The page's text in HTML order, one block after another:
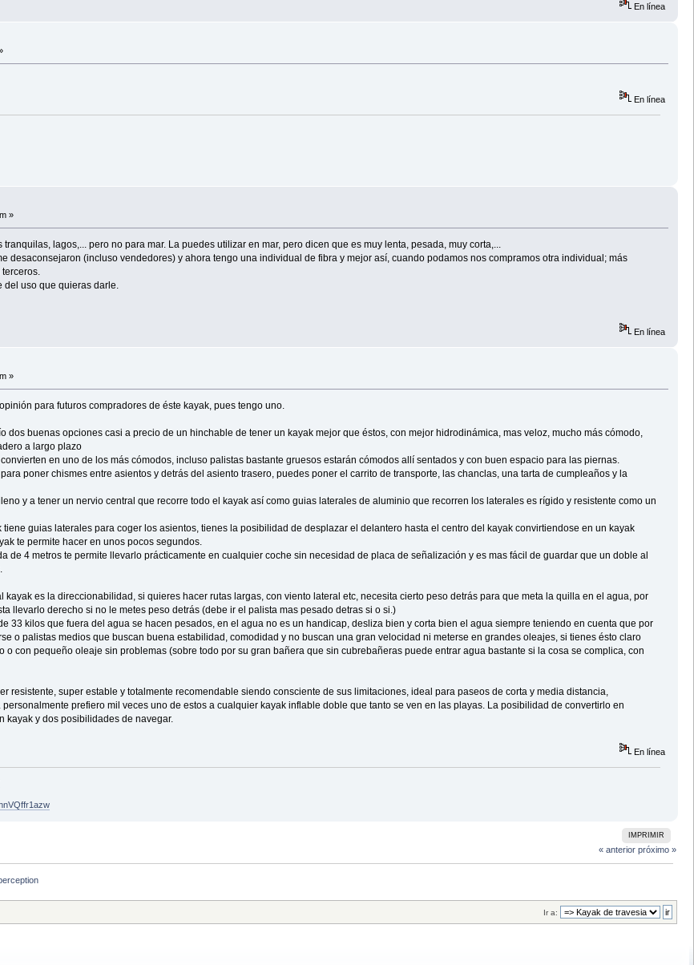
En línea
En línea
»
lagos,... pero no para mar. La puedes utilizar en mar, pero dicen que es muy lenta, pesada, muy corta,...
desaconsejaron (incluso vendedores) y ahora tengo una individual de fibra y mejor así, cuando podamos nos compramos otra individual; más
del uso que quieras darle.
En línea
»
para futuros compradores de éste kayak, pues tengo uno.
dos buenas opciones casi a precio de un hinchable de tener un kayak mejor que éstos, con mejor hidrodinámica, mas veloz, mucho más cómodo,
a largo plazo
en uno de los más cómodos, incluso palistas bastante gruesos estarán cómodos allí sentados y con buen espacio para las piernas.
poner chismes entre asientos y detrás del asiento trasero, puedes poner el carrito de transporte, las chanclas, una tarta de cumpleaños y la
y a tener un nervio central que recorre todo el kayak así como guias laterales de aluminio que recorren los laterales es rígido y resistente como un
guias laterales para coger los asientos, tienes la posibilidad de desplazar el delantero hasta el centro del kayak convirtiendose en un kayak
te permite hacer en unos pocos segundos.
de 4 metros te permite llevarlo prácticamente en cualquier coche sin necesidad de placa de señalización y es mas fácil de guardar que un doble al
es la direccionabilidad, si quieres hacer rutas largas, con viento lateral etc, necesita cierto peso detrás para que meta la quilla en el agua, por
llevarlo derecho si no le metes peso detrás (debe ir el palista mas pesado detras si o si.)
33 kilos que fuera del agua se hacen pesados, en el agua no es un handicap, desliza bien y corta bien el agua siempre teniendo en cuenta que por
o palistas medios que buscan buena estabilidad, comodidad y no buscan una gran velocidad ni meterse en grandes oleajes, si tienes ésto claro
o con pequeño oleaje sin problemas (sobre todo por su gran bañera que sin cubrebañeras puede entrar agua bastante si la cosa se complica, con
resistente, super estable y totalmente recomendable siendo consciente de sus limitaciones, ideal para paseos de corta y media distancia,
prefiero mil veces uno de estos a cualquier kayak inflable doble que tanto se ven en las playas. La posibilidad de convertirlo en
kayak y dos posibilidades de navegar.
En línea
IMPRIMIR
« anterior próximo »
Ir a: